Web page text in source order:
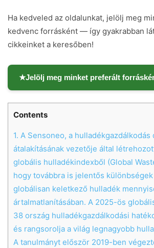
Ha kedveled az oldalunkat, jelölj meg
kedvenc forrásként — így gyakrabban
cikkeinket a keresőben!
★Jelölj meg minket preferált
Contents
1. A Sensoneo, a hulladékgazdálkodás
átalakításának vezetője által
globális hulladékindexből (Global
hogy továbbra is jelentős különbségek
globálisan keletkező hulladék
ártalmatlanításában. A 2025-ös
38 ország hulladékgazdálkodási
és rangsorolja a világ legnagyobb
A tanulmányt először 2019-ben